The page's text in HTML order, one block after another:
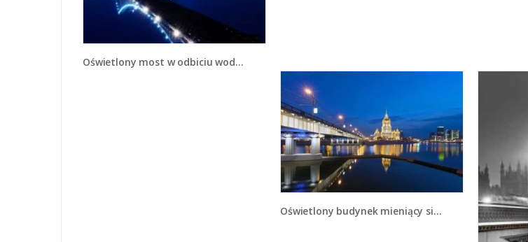
Oświetlony most w odbiciu wody - AM211
Oświetlony budynek mieniący się w tafli wody - AM119